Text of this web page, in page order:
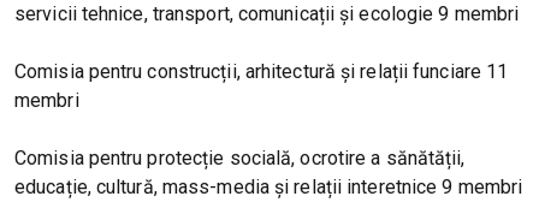
servicii tehnice, transport, comunicații și ecologie 9 membri
Comisia pentru construcții, arhitectură și relații funciare 11
membri
Comisia pentru protecție socială, ocrotire a sănătății,
educație, cultură, mass-media și relații interetnice 9 membri